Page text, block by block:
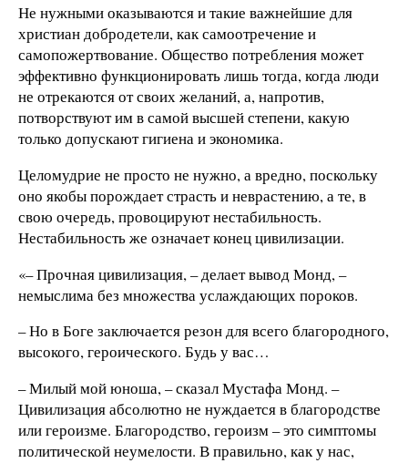
Не нужными оказываются и такие важнейшие для
христиан добродетели, как самоотречение и
самопожертвование. Общество потребления может
эффективно функционировать лишь тогда, когда люди
не отрекаются от своих желаний, а, напротив,
потворствуют им в самой высшей степени, какую
только допускают гигиена и экономика.
Целомудрие не просто не нужно, а вредно, поскольку
оно якобы порождает страсть и неврастению, а те, в
свою очередь, провоцируют нестабильность.
Нестабильность же означает конец цивилизации.
«– Прочная цивилизация, – делает вывод Монд, –
немыслима без множества услаждающих пороков.
– Но в Боге заключается резон для всего благородного,
высокого, героического. Будь у вас…
– Милый мой юноша, – сказал Мустафа Монд. –
Цивилизация абсолютно не нуждается в благородстве
или героизме. Благородство, героизм – это симптомы
политической неумелости. В правильно, как у нас,